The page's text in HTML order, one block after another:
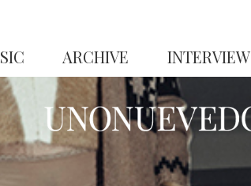
ARCHIVE INTERVIEW